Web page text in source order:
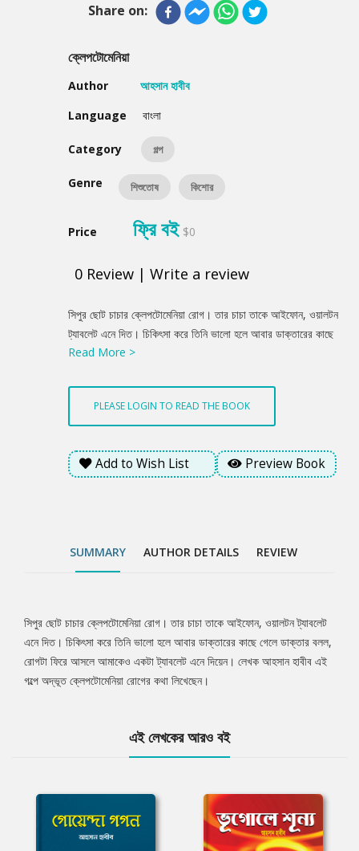
Share on:
ক্লেপটোমেনিয়া
Author
আহসান হাবীব
Language
বাংলা
Category গল্প
Genre শিশুতোষ কিশোর
Price ফ্রি বই $0
0 Review | Write a review
Product
Summery
সিপুর ছোট চাচার ক্লেপটোমেনিয়া রোগ। তার চাচা তাকে আইফোন, ওয়ালটন
ট্যাবলেট এনে দিত। চিকিৎসা করে তিনি ভালো হলে আবার ডাক্তারের কাছে
গেলে ডাক্তার বলল, রোগটা ফিরে আসলে আমাকেও একটা ট্যাবলেট এনে
লিখেছেন।
Read More >
PLEASE LOGIN TO READ THE BOOK
Add to Wish List Preview Book
SUMMARY AUTHOR DETAILS REVIEW
Tab
Article
সিপুর ছোট চাচার ক্লেপটোমেনিয়া রোগ। তার চাচা তাকে আইফোন, ওয়ালটন ট্যাবলেট
এনে দিত। চিকিৎসা করে তিনি ভালো হলে আবার ডাক্তারের কাছে গেলে ডাক্তার বলল,
রোগটা ফিরে আসলে আমাকেও একটা ট্যাবলেট এনে দিয়েন। লেখক আহসান হাবীব এই
গল্পে অদ্ভূত ক্লেপটোমেনিয়া রোগের কথা লিখেছেন।
এই লেখকের আরও বই